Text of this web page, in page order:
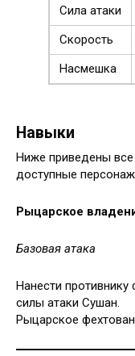
Сила атаки
Скорость
Насмешка
Навыки
Ниже приведены
доступные
Рыцарское
Базовая атака
Нанести противнику
силы атаки Сушан.
Рыцарское